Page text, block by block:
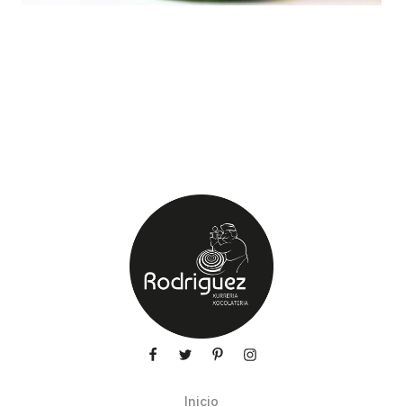
Inicio